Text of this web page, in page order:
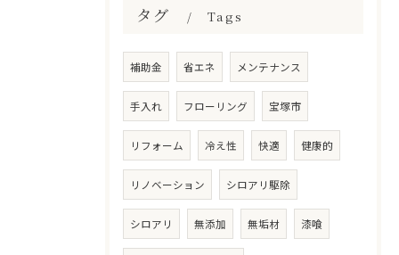
タグ Tags
補助金 省エネ メンテナンス
手入れ フローリング 宝塚市
リフォーム 冷え性 快適 健康的
リノベーション シロアリ駆除
シロアリ 無添加 無垢材 漆喰